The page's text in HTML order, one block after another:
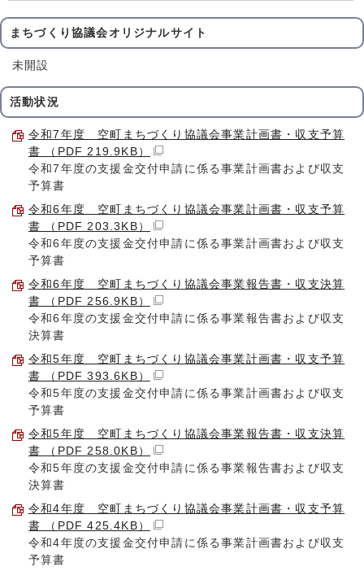
まちづくり協議会オリジナルサイト
未開設
活動状況
令和7年度 空町まちづくり協議会事業計画書・収支予算
書 （PDF 219.9KB）
令和7年度の支援金交付申請に係る事業計画書および収支
予算書
令和6年度 空町まちづくり協議会事業計画書・収支予算
書 （PDF 203.3KB）
令和6年度の支援金交付申請に係る事業計画書および収支
予算書
令和6年度 空町まちづくり協議会事業報告書・収支決算
書 （PDF 256.9KB）
令和6年度の支援金交付申請に係る事業報告書および収支
決算書
令和5年度 空町まちづくり協議会事業計画書・収支予算
書 （PDF 393.6KB）
令和5年度の支援金交付申請に係る事業計画書および収支
予算書
令和5年度 空町まちづくり協議会事業報告書・収支決算
書 （PDF 258.0KB）
令和5年度の支援金交付申請に係る事業報告書および収支
決算書
令和4年度 空町まちづくり協議会事業計画書・収支予算
書 （PDF 425.4KB）
令和4年度の支援金交付申請に係る事業計画書および収支
予算書